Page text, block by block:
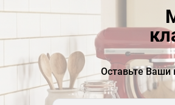
Оставьте